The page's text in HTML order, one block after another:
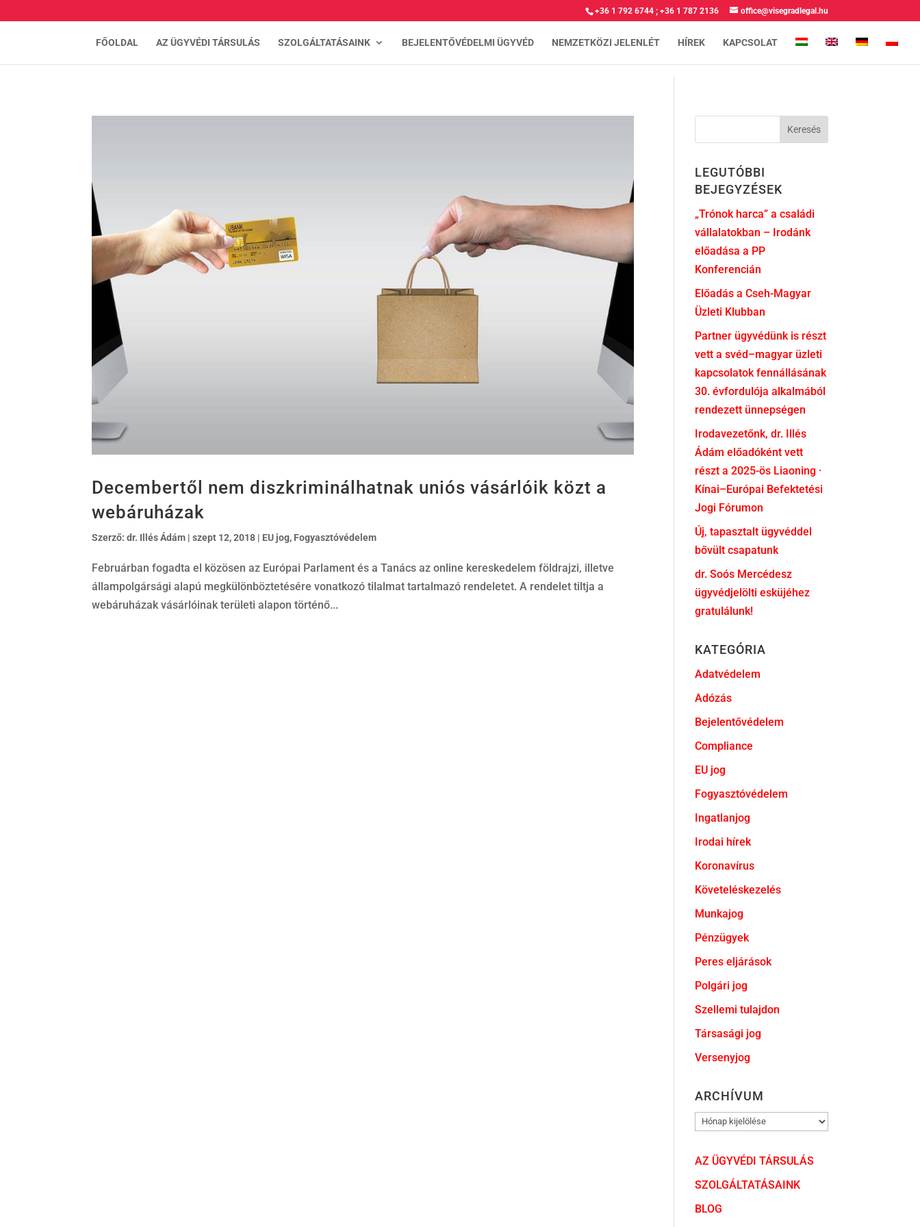
+36 1 792 6744; +36 1 787 2136 office@visegradlegal.hu
FŐOLDAL AZ ÜGYVÉDI TÁRSULÁS SZOLGÁLTATÁSAINK BEJELENTŐVÉDELMI ÜGYVÉD NEMZETKÖZI JELENLÉT HÍREK KAPCSOLAT
Decembertől nem diszkriminálhatnak uniós vásárlóik közt a
webáruházak
Szerző:dr. Illés Ádám |szept 12, 2018 | EU jog, Fogyasztóvédelem
Februárban fogadta el közösen az Európai Parlament és a Tanács az online kereskedelem földrajzi, illetve
állampolgársági alapú megkülönböztetésére vonatkozó tilalmat tartalmazó rendeletet. A rendelet tiltja a
webáruházak vásárlóinak területi alapon történő...
LEGUTÓBBI
BEJEGYZÉSEK
„Trónok harca” a családi
vállalatokban – Irodánk
előadása a PP
Konferencián
Előadás a Cseh-Magyar
Üzleti Klubban
Partner ügyvédünk is részt
vett a svéd–magyar üzleti
kapcsolatok fennállásának
30. évfordulója alkalmából
rendezett ünnepségen
Irodavezetőnk, dr. Illés
Ádám előadóként vett
részt a 2025-ös Liaoning ·
Kínai–Európai Befektetési
Jogi Fórumon
Új, tapasztalt ügyvéddel
bővült csapatunk
dr. Soós Mercédesz
ügyvédjelölti esküjéhez
gratulálunk!
KATEGÓRIA
Adatvédelem
Adózás
Bejelentővédelem
Compliance
EU jog
Fogyasztóvédelem
Ingatlanjog
Irodai hírek
Koronavírus
Követeléskezelés
Munkajog
Pénzügyek
Peres eljárások
Polgári jog
Szellemi tulajdon
Társasági jog
Versenyjog
ARCHÍVUM
ARCHÍVUM
AZ ÜGYVÉDI TÁRSULÁS
SZOLGÁLTATÁSAINK
BLOG